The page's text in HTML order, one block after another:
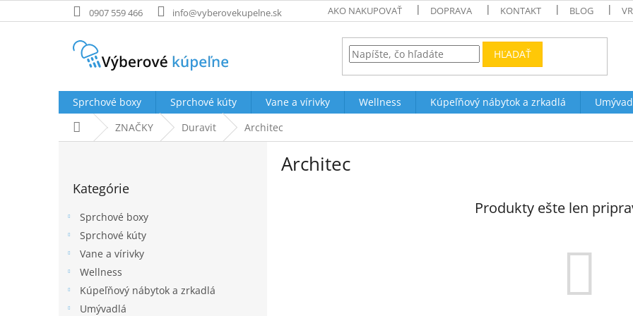
na
0907 559 466 info@vyberovekupelne.sk AKO NAKUPOVAŤ DOPRAVA KONTAKT BLOG
HĽADAŤ
Sprchové boxy Sprchové kúty Vane a vírivky Wellness Kúpeľňový nábytok a zrkadlá
DomovZNAČKY Duravit Architec
kategórie
Kategórie
Sprchové boxy
Sprchové kúty
Vane a vírivky
Wellness
Kúpeľňový nábytok a zrkadlá
Umývadlá
Architec
Produkty ešte len